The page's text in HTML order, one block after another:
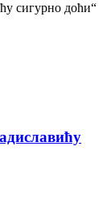
сигурно доћи“